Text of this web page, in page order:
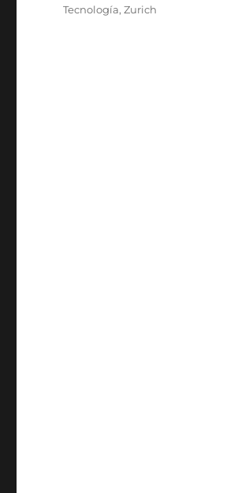
Tecnología,Zurich